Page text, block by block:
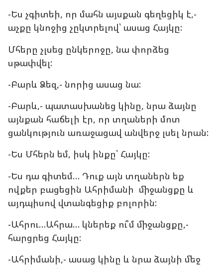
-Ես չգիտեի, որ մահն այսքան գեղեցիկ է,-
աչքը կնոջից չըկտրելով՝ ասաց Հայկը:
Մհերը չլսեց ընկերոջը, նա փորձեց
սթափվել:
-Բարև Ձեզ,- նորից ասաց նա:
-Բարև,- պատասխանեց կինը, նրա ձայնը
այնքան հաճելի էր, որ տղաների մոտ
ցանկություն առաջացավ անվերջ լսել նրան:
-Ես Մհերն եմ, իսկ ինքը՝ Հայկը:
-Ես դա գիտեմ… Դուք այն տղաներն եք
ովքեր բացեցին Ահրիմանի միջանցքը և
այդպիսով վտանգեցիք բոլորին:
-Ահրու…Ահրա… կներեք ու՞մ միջանցքը,-
հարցրեց Հայկը:
-Ահրիմանի,- ասաց կինը և նրա ձայնի մեջ